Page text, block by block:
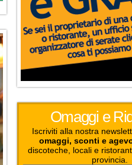
Omaggi e
Iscriviti alla nostra
omaggi, sconti e
discoteche, locali e
provincia.